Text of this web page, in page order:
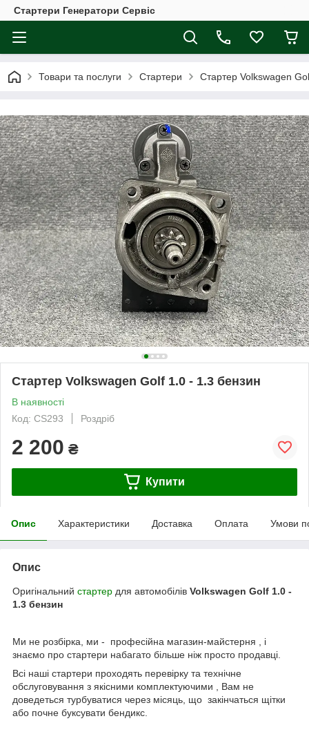
Стартери Генератори Сервіс
Товари та послуги Стартери Стартер Volkswagen
Стартер Volkswagen Golf 1.0 - 1.3 бензин
В наявності
Код: CS293
Роздріб
2 200 ₴
Купити
Опис Характеристики Доставка Оплата Умови
Опис
Оригінальний стартер для автомобілів Volkswagen Golf 1.0 -
1.3 бензин
Ми не розбірка, ми - професійна магазин-майстерня , і
знаємо про стартери набагато більше ніж просто продавці.
Всі наші стартери проходять перевірку та технічне
обслуговування з якісними комплектуючими , Вам не
доведеться турбуватися через місяць, що закінчаться щітки
або почне буксувати бендикс.